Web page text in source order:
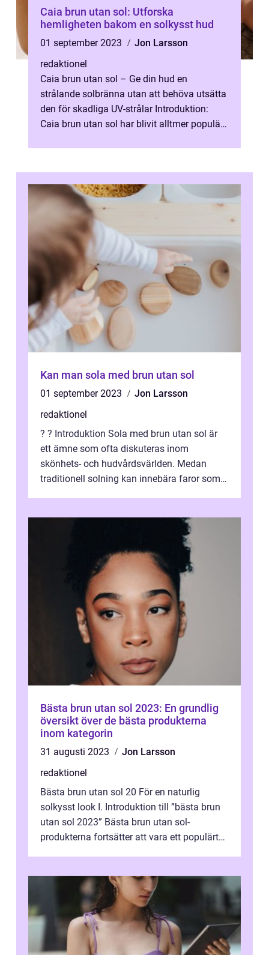
Caia brun utan sol: Utforska
hemligheten bakom en solkysst hud
01 september 2023
Jon Larsson
redaktionel
Caia brun utan sol – Ge din hud en
strålande solbränna utan att behöva utsätta
den för skadliga UV-strålar Introduktion:
Caia brun utan sol har blivit alltmer populärt
Kan man sola med brun utan sol
01 september 2023
Jon Larsson
redaktionel
? ? Introduktion Sola med brun utan sol är
ett ämne som ofta diskuteras inom
skönhets- och hudvårdsvärlden. Medan
traditionell solning kan innebära faror som
Bästa brun utan sol 2023: En grundlig
översikt över de bästa produkterna
inom kategorin
31 augusti 2023
Jon Larsson
redaktionel
Bästa brun utan sol 20 För en naturlig
solkysst look I. Introduktion till ”bästa brun
utan sol 2023” Bästa brun utan sol-
produkterna fortsätter att vara ett populärt